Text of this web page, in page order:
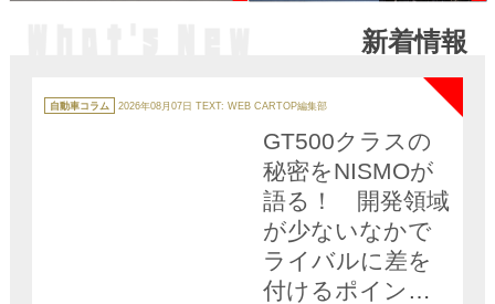
デザインだった
新着情報
テ
ゴ
自動車コラム 2026年08月07日 TEXT: WEB CARTOP編集部
NEW
GT500クラスの
秘密をNISMOが
語る！ 開発領域
が少ないなかで
ライバルに差を
付けるポイント